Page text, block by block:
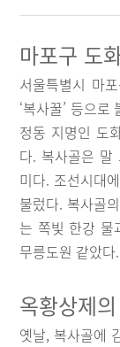
마포구 도
서울특별시 마
‘복사꿀’ 등으
정동 지명인 도
다. 복사골은 말
미다. 조선시대
불렀다. 복사골
는 쪽빛 한강 물
무릉도원 같았
옥황상제
옛날, 복사골에